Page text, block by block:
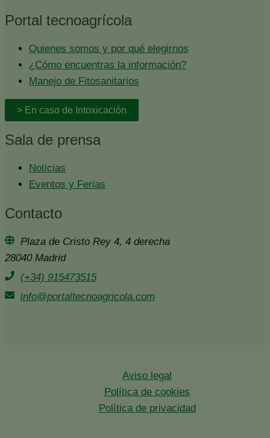
Portal tecnoagrícola
Quienes somos y por qué elegirnos
¿Cómo encuentras la información?
Manejo de Fitosanitarios
> En caso de Intoxicación
Sala de prensa
Noticias
Eventos y Ferias
Contacto
Plaza de Cristo Rey 4, 4 derecha
28040 Madrid
(+34) 915473515
info@portaltecnoagricola.com
Aviso legal
Política de cookies
Política de privacidad